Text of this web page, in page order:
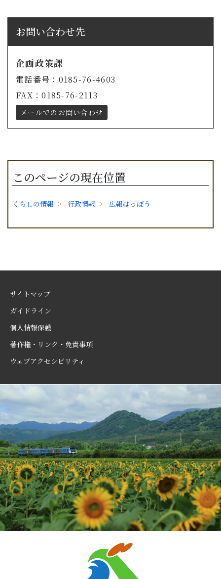
お問い合わせ先
企画政策課
電話番号：0185-76-4603
FAX：0185-76-2113
メールでのお問い合わせ
このページの現在位置
くらしの情報 行政情報 広報はっぽう
サイトマップ
ガイドライン
個人情報保護
著作権・リンク・免責事項
ウェブアクセシビリティ